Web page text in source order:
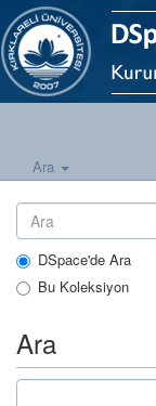
Ara
DSpace'de Ara
Bu Koleksiyon
Ara